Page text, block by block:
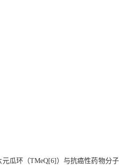
瓜环（TMeQ[6]）与抗癌性药物分子